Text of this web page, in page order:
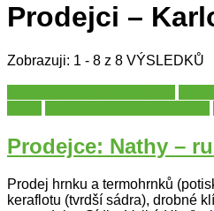
Prodejci –
Zobrazuji: 1 - 8 z 8 VÝSLEDKŮ
Prodejce: Nathy –
Prodej hrnku a termohrnků
keraflotu (tvrdší sádra), drobné